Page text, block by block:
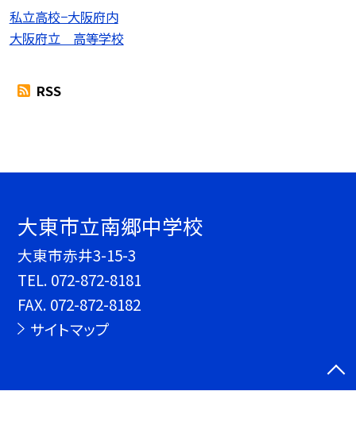
私立高校−大阪府内
大阪府立 高等学校
RSS
大東市立南郷中学校
大東市赤井3-15-3
TEL. 072-872-8181
FAX. 072-872-8182
サイトマップ